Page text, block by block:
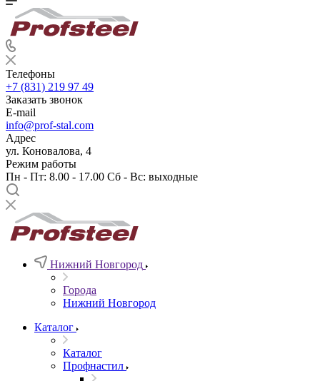
Телефоны
+7 (831) 219 97 49
Заказать звонок
E-mail
info@prof-stal.com
Адрес
ул. Коновалова, 4
Режим работы
Пн - Пт: 8.00 - 17.00 Сб - Вс: выходные
Нижний Новгород
Города
Нижний Новгород
Каталог
Каталог
Профнастил